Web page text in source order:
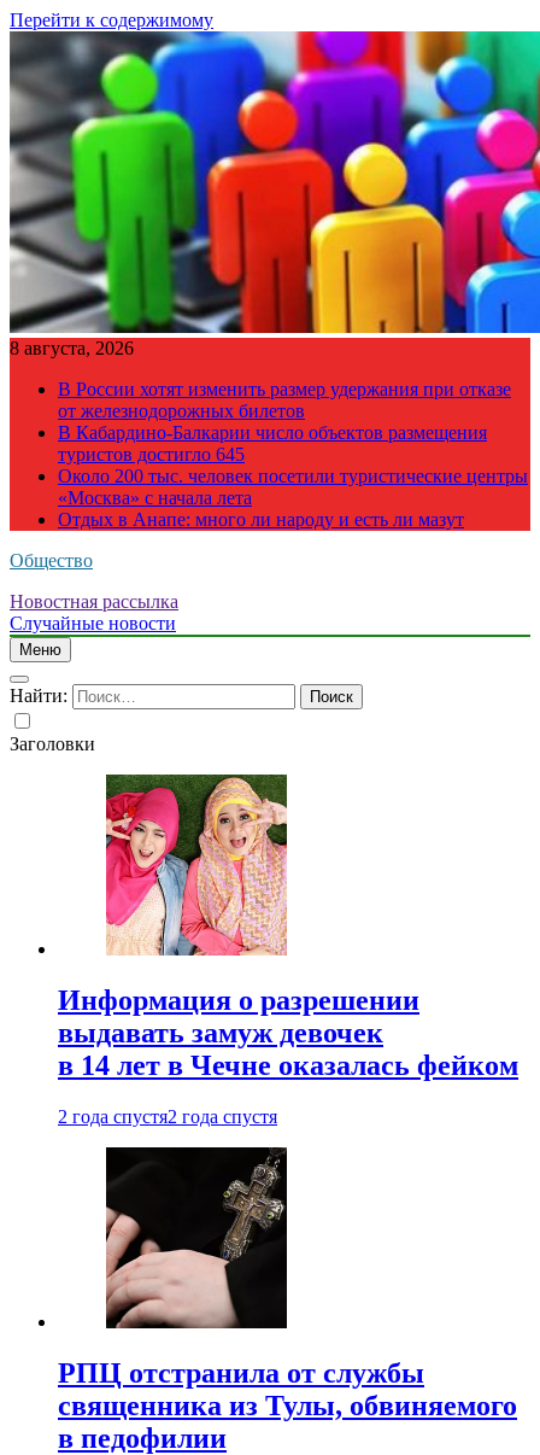
Перейти к содержимому
8 августа, 2026
В России хотят изменить размер удержания при отказе
от железнодорожных билетов
В Кабардино-Балкарии число объектов размещения
туристов достигло 645
Около 200 тыс. человек посетили туристические центры
«Москва» с начала лета
Отдых в Анапе: много ли народу и есть ли мазут
Общество
Новостная рассылка
Случайные новости
Меню
Найти:
Заголовки
Информация о разрешении
выдавать замуж девочек
в 14 лет в Чечне оказалась фейком
2 года спустя2 года спустя
РПЦ отстранила от службы
священника из Тулы, обвиняемого
в педофилии